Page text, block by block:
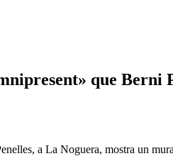
que Berni
a La Noguera, mostra un